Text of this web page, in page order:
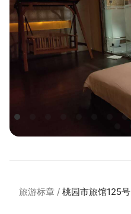
旅游标章 桃园市旅馆125号